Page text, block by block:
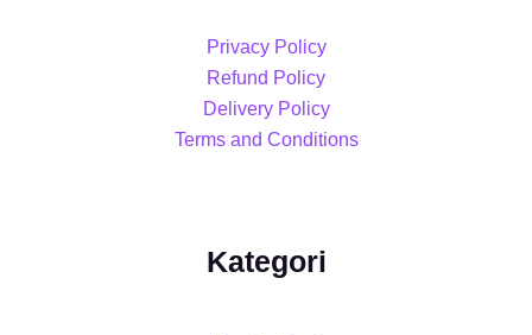
Privacy Policy
Refund Policy
Delivery Policy
Terms and Conditions
Kategori